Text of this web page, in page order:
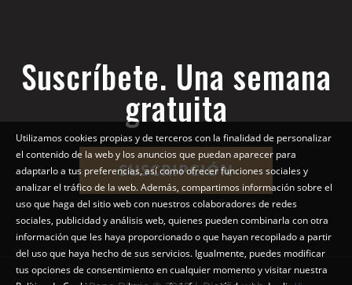
Suscríbete. Una semana
gratuita
SUSCRIPCIÓN
Utilizamos cookies propias y de terceros con la finalidad de personalizar
el contenido de la web y los anuncios que puedan aparecer para
adaptarlo a tus preferencias, así como ofrecer funciones sociales y
analizar el tráfico de la web. Además, compartimos información sobre el
uso que haga del sitio web con nuestros colaboradores de redes
sociales, publicidad y análisis web, quienes pueden combinarla con otra
información que les haya proporcionado o que hayan recopilado a partir
del uso que haya hecho de sus servicios. Igualmente, puedes modificar
tus opciones de consentimiento en cualquier momento y visitar nuestra